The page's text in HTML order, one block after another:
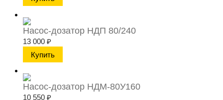
Насос-дозатор НДП 80/240
13 000 ₽
Насос-дозатор НДМ-80У160
10 550 ₽